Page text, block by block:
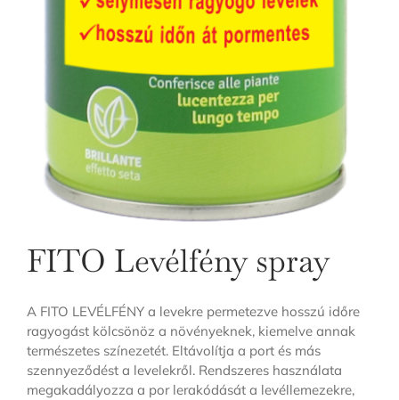
FITO Levélfény spray
A FITO LEVÉLFÉNY a levekre permetezve hosszú időre
ragyogást kölcsönöz a növényeknek, kiemelve annak
természetes színezetét. Eltávolítja a port és más
szennyeződést a levelekről. Rendszeres használata
megakadályozza a por lerakódását a levéllemezekre,